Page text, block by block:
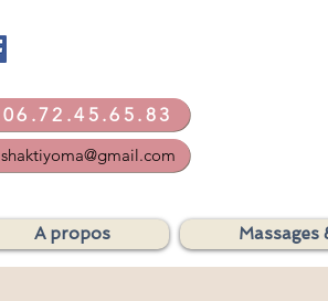
06.72.45.65.83
shaktiyoma@gmail.com
A propos Massages